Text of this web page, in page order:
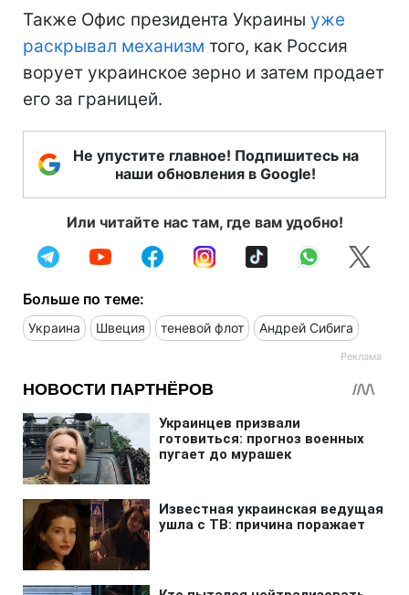
Также Офис президента Украины уже
раскрывал механизм того, как Россия
ворует украинское зерно и затем продает
его за границей.
Не упустите главное! Подпишитесь на
наши обновления в Google!
Или читайте нас там, где вам удобно!
Больше по теме:
Украина Швеция теневой флот Андрей Сибига